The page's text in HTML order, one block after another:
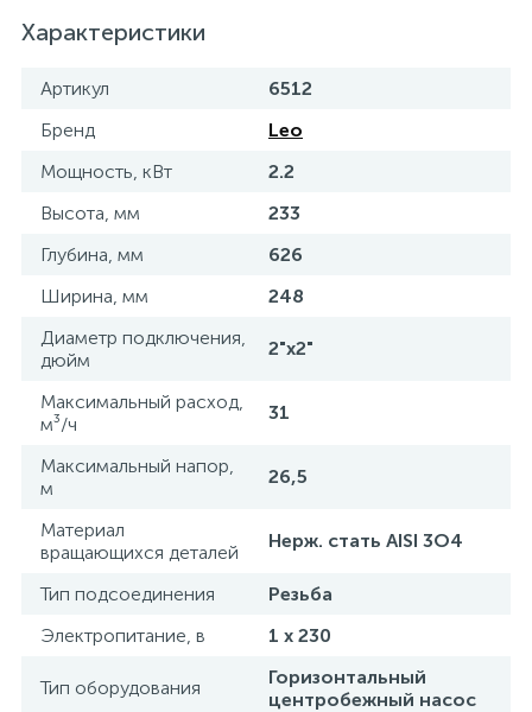
Характеристики
Артикул
6512
Бренд
Leo
Мощность, кВт
2.2
Высота, мм
233
Глубина, мм
626
Ширина, мм
248
Диаметр подключения,
дюйм
2"х2"
Максимальный расход,
м³/ч
31
Максимальный напор,
м
26,5
Материал
вращающихся деталей
Нерж. стать AISI 3O4
Тип подсоединения
Резьба
Электропитание, в
1 x 230
Тип оборудования
Горизонтальный
центробежный насос